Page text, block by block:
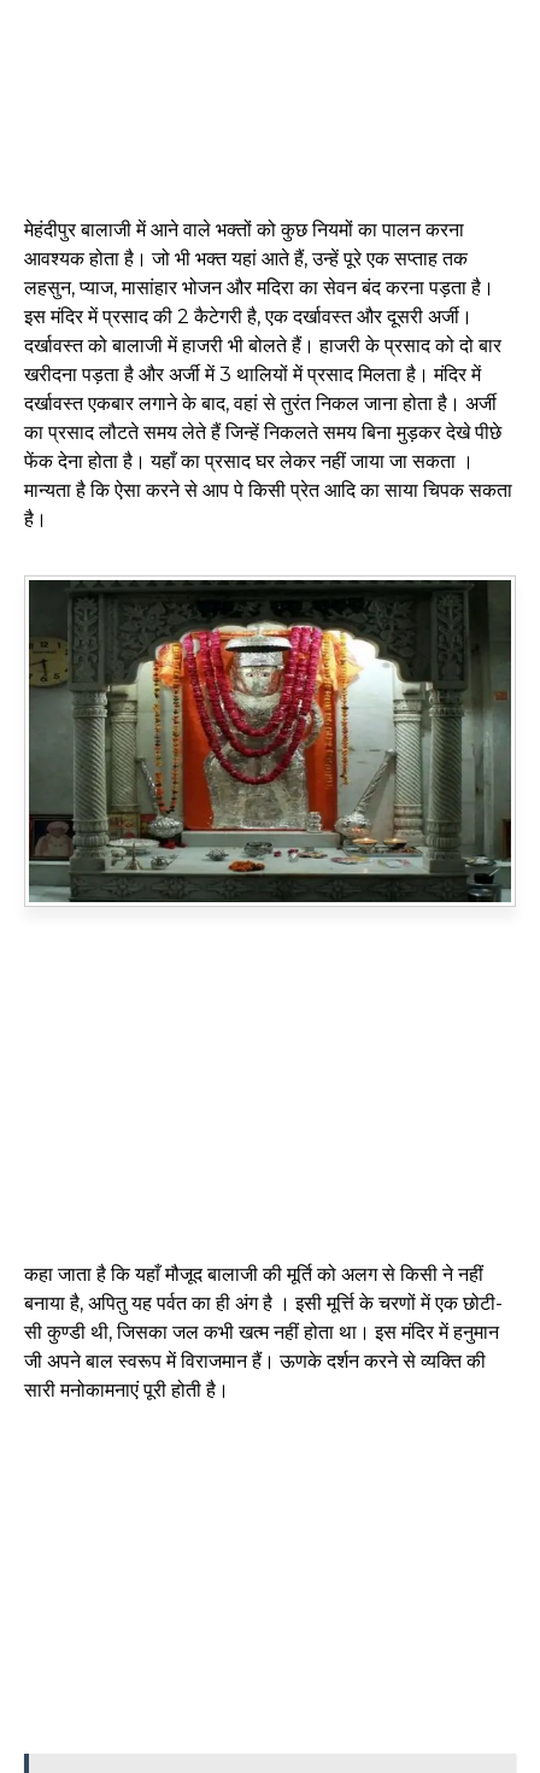
मेहंदीपुर बालाजी में आने वाले भक्तों को कुछ नियमों का पालन करना
आवश्यक होता है। जो भी भक्त यहां आते हैं, उन्हें पूरे एक सप्ताह तक
लहसुन, प्याज, मासांहार भोजन और मदिरा का सेवन बंद करना पड़ता है।
इस मंदिर में प्रसाद की 2 कैटेगरी है, एक दर्खावस्त और दूसरी अर्जी।
दर्खावस्त को बालाजी में हाजरी भी बोलते हैं। हाजरी के प्रसाद को दो बार
खरीदना पड़ता है और अर्जी में 3 थालियों में प्रसाद मिलता है। मंदिर में
दर्खावस्त एकबार लगाने के बाद, वहां से तुरंत निकल जाना होता है। अर्जी
का प्रसाद लौटते समय लेते हैं जिन्हें निकलते समय बिना मुड़कर देखे पीछे
फेंक देना होता है। यहाँ का प्रसाद घर लेकर नहीं जाया जा सकता ।
मान्यता है कि ऐसा करने से आप पे किसी प्रेत आदि का साया चिपक सकता
है।
कहा जाता है कि यहाँ मौजूद बालाजी की मूर्ति को अलग से किसी ने नहीं
बनाया है, अपितु यह पर्वत का ही अंग है । इसी मूर्त्ति के चरणों में एक छोटी-
सी कुण्डी थी, जिसका जल कभी खत्म नहीं होता था। इस मंदिर में हनुमान
जी अपने बाल स्वरूप में विराजमान हैं। ऊणके दर्शन करने से व्यक्ति की
सारी मनोकामनाएं पूरी होती है।